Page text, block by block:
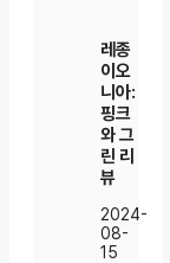
레종
이오
니아:
핑크
와 그
린 리
뷰
2024-
08-
15